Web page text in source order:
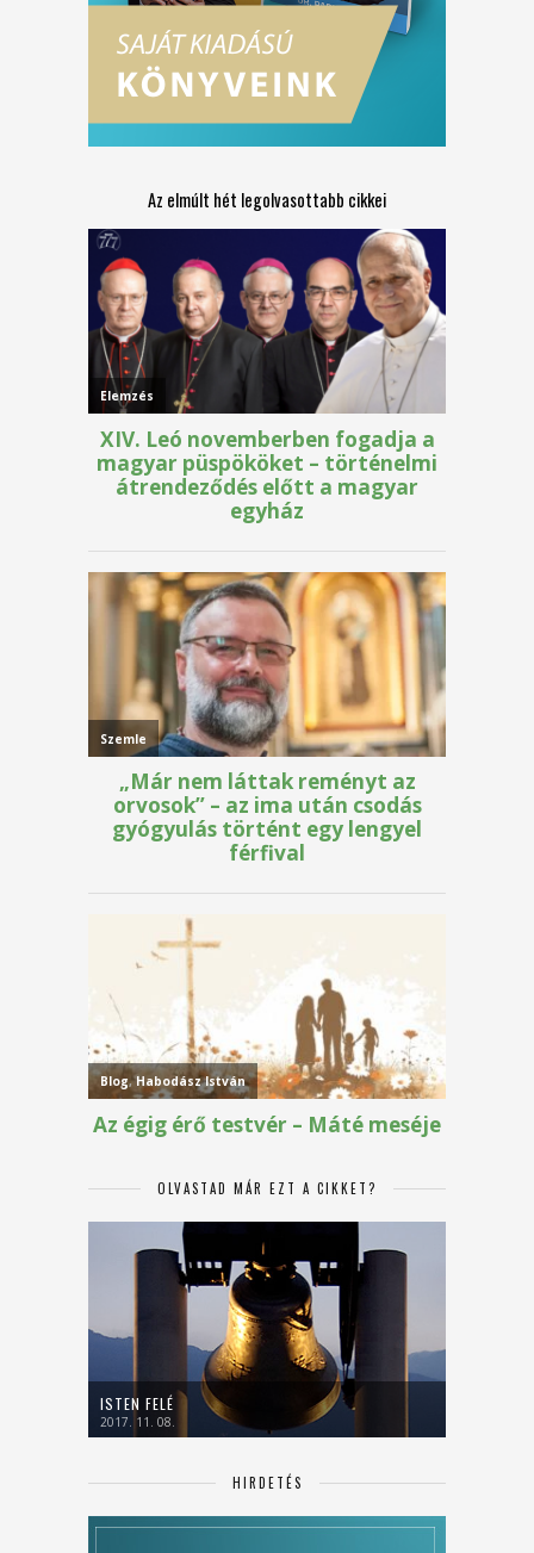
Az elmúlt hét legolvasottabb cikkei
OLVASTAD MÁR EZT A CIKKET?
ISTEN FELÉ
2017. 11. 08.
HIRDETÉS